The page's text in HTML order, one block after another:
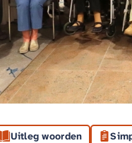
Uitleg woorden